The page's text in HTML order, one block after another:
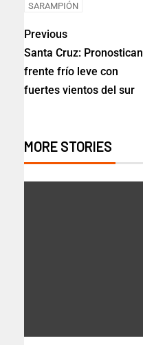
SARAMPIÓN
Previous
Santa Cruz: Pronostican
frente frío leve con
fuertes vientos del sur
MORE STORIES